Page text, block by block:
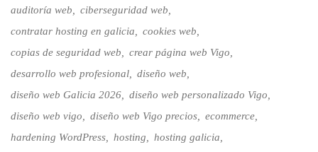
auditoría web
ciberseguridad web
contratar hosting en galicia
cookies web
copias de seguridad web
crear página web Vigo
desarrollo web profesional
diseño web
diseño web Galicia 2026
diseño web personalizado Vigo
diseño web vigo
diseño web Vigo precios
ecommerce
hardening WordPress
hosting
hosting galicia